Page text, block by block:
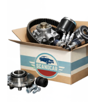
LISTE
D’ENVIE